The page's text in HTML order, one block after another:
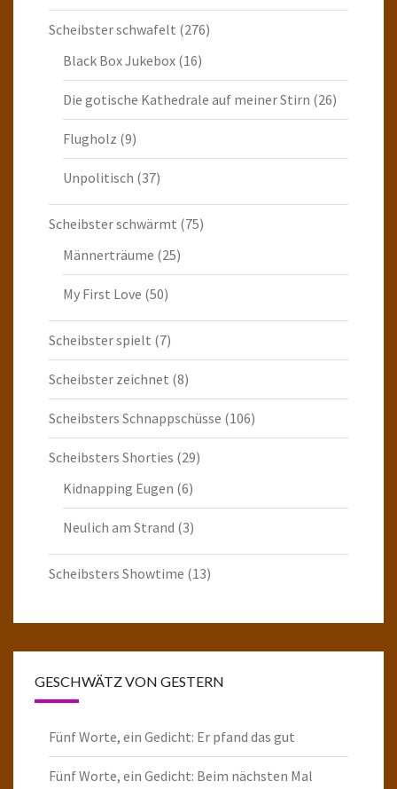
Scheibster schwafelt (276)
Black Box Jukebox (16)
Die gotische Kathedrale auf meiner Stirn (26)
Flugholz (9)
Unpolitisch (37)
Scheibster schwärmt (75)
Männerträume (25)
My First Love (50)
Scheibster spielt (7)
Scheibster zeichnet (8)
Scheibsters Schnappschüsse (106)
Scheibsters Shorties (29)
Kidnapping Eugen (6)
Neulich am Strand (3)
Scheibsters Showtime (13)
GESCHWÄTZ VON GESTERN
Fünf Worte, ein Gedicht: Er pfand das gut
Fünf Worte, ein Gedicht: Beim nächsten Mal